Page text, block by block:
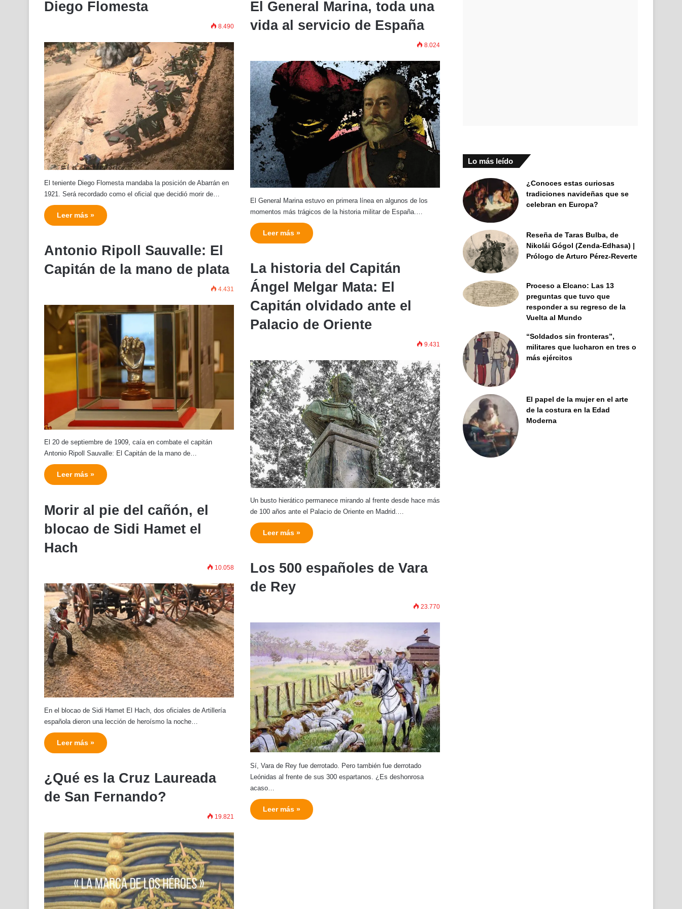
Diego Flomesta
8.490
El teniente Diego Flomesta mandaba la posición de Abarrán en
1921. Será recordado como el oficial que decidió morir de…
Leer más »
El General Marina, toda una
vida al servicio de España
8.024
El General Marina estuvo en primera línea en algunos de los
momentos más trágicos de la historia militar de España.…
Leer más »
Antonio Ripoll Sauvalle: El
Capitán de la mano de plata
4.431
El 20 de septiembre de 1909, caía en combate el capitán
Antonio Ripoll Sauvalle: El Capitán de la mano de…
Leer más »
La historia del Capitán
Ángel Melgar Mata: El
Capitán olvidado ante el
Palacio de Oriente
9.431
Un busto hierático permanece mirando al frente desde hace más
de 100 años ante el Palacio de Oriente en Madrid.…
Leer más »
Morir al pie del cañón, el
blocao de Sidi Hamet el
Hach
10.058
En el blocao de Sidi Hamet El Hach, dos oficiales de Artillería
española dieron una lección de heroísmo la noche…
Leer más »
Los 500 españoles de Vara
de Rey
23.770
Sí, Vara de Rey fue derrotado. Pero también fue derrotado
Leónidas al frente de sus 300 espartanos. ¿Es deshonrosa
acaso…
Leer más »
¿Qué es la Cruz Laureada
de San Fernando?
19.821
Lo más leído
¿Conoces estas curiosas
tradiciones navideñas que se
celebran en Europa?
Reseña de Taras Bulba, de
Nikolái Gógol (Zenda-Edhasa) |
Prólogo de Arturo Pérez-Reverte
Proceso a Elcano: Las 13
preguntas que tuvo que
responder a su regreso de la
Vuelta al Mundo
“Soldados sin fronteras”,
militares que lucharon en tres o
más ejércitos
El papel de la mujer en el arte
de la costura en la Edad
Moderna